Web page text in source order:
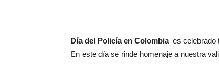
Día del Policía en Colombia es celebrado
En este día se rinde homenaje a nuestra